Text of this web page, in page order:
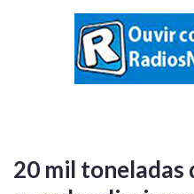
20 mil toneladas